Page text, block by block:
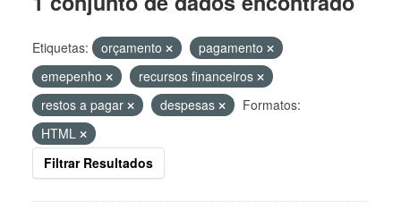
Etiquetas: orçamento
pagamento
emepenho
recursos financeiros
restos a pagar
despesas
Formatos:
HTML
Filtrar Resultados